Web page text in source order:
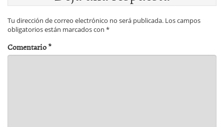
Tu dirección de correo electrónico no será publicada. Los campos
obligatorios están marcados con *
Comentario*